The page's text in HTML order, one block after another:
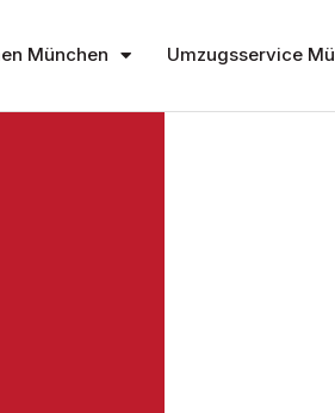
München Umzugsservice